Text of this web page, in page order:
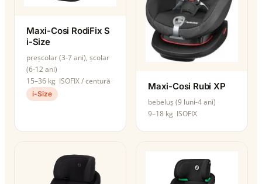
Maxi-Cosi RodiFix S
i-Size
preșcolar (3-7 ani), școlar
(6-12 ani)
15–36 kg ISOFIX / centură
i-Size
Maxi-Cosi Rubi XP
bebeluș (9 luni-4 ani)
9–18 kg ISOFIX